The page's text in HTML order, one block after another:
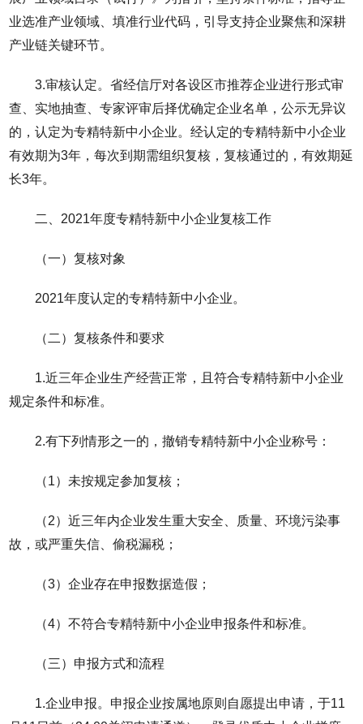
业选准产业领域、填准行业代码，引导支持企业聚焦和深耕
产业链关键环节。
3.审核认定。省经信厅对各设区市推荐企业进行形式审
查、实地抽查、专家评审后择优确定企业名单，公示无异议
的，认定为专精特新中小企业。经认定的专精特新中小企业
有效期为3年，每次到期需组织复核，复核通过的，有效期延
长3年。
二、2021年度专精特新中小企业复核工作
（一）复核对象
2021年度认定的专精特新中小企业。
（二）复核条件和要求
1.近三年企业生产经营正常，且符合专精特新中小企业
规定条件和标准。
2.有下列情形之一的，撤销专精特新中小企业称号：
（1）未按规定参加复核；
（2）近三年内企业发生重大安全、质量、环境污染事
故，或严重失信、偷税漏税；
（3）企业存在申报数据造假；
（4）不符合专精特新中小企业申报条件和标准。
（三）申报方式和流程
1.企业申报。申报企业按属地原则自愿提出申请，于11